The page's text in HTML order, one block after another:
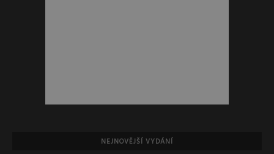
NEJNOVĚJŠÍ VYDÁNÍ